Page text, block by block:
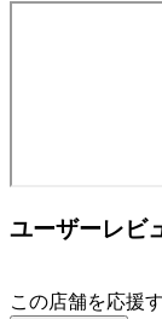
ユーザーレビ
この店舗を応援す